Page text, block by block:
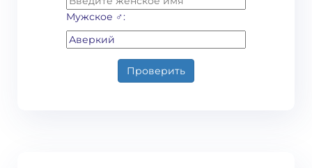
Мужское ♂:
Проверить